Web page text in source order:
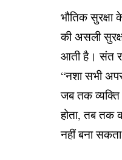
भौतिक
की असली
आती है। संत
“नशा सभी
जब तक
होता, तब तक
नहीं बना